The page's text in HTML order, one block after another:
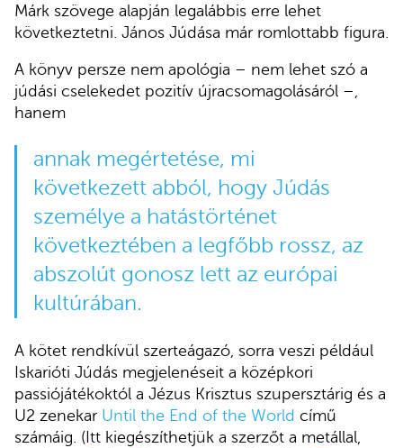
Márk szövege alapján legalábbis erre lehet
következtetni. János Júdása már romlottabb figura.
A könyv persze nem apológia – nem lehet szó a
júdási cselekedet pozitív újracsomagolásáról –,
hanem
annak megértetése, mi
következett abból, hogy Júdás
személye a hatástörténet
következtében a legfőbb rossz, az
abszolút gonosz lett az európai
kultúrában.
A kötet rendkívül szerteágazó, sorra veszi például
Iskarióti Júdás megjelenéseit a középkori
passiójátékoktól a Jézus Krisztus szupersztárig és a
U2 zenekar Until the End of the World című
számáig. (Itt kiegészíthetjük a szerzőt a metállal,